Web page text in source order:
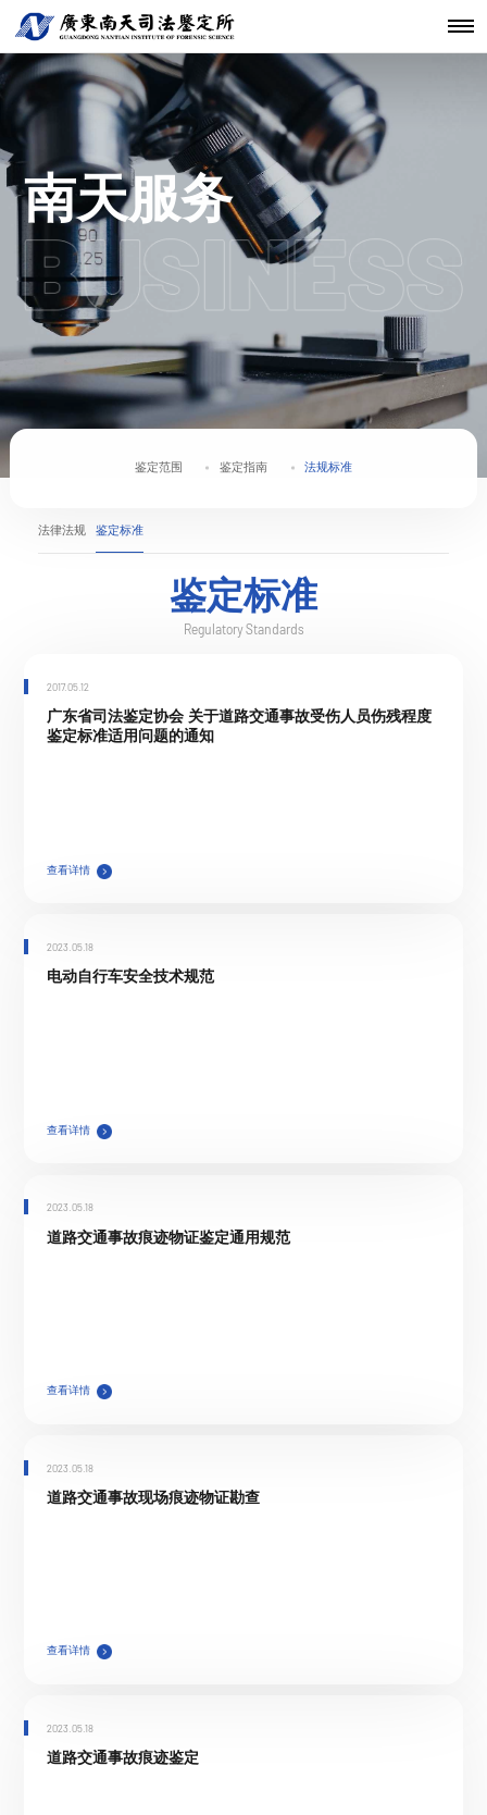
关于南天
发展历程
核心团队
机构文化
仪器设备
科技研发
分支机构
鉴定服务
鉴定指南
法规标准
经典案例
法医类鉴定
物证类鉴定
声像资料类
鉴定
文件形成时
间鉴定
新闻资讯
通知公告
行业动态
工程中心
开放课题
联系我们
南天服务
鉴定范围 鉴定指南 法规标准
法律法规 鉴定标准
鉴定标准
Regulatory Standards
2017.05.12
广东省司法鉴定协会 关于道路交通事故受伤人员伤残程度
鉴定标准适用问题的通知
查看详情
2023.05.18
电动自行车安全技术规范
查看详情
2023.05.18
道路交通事故痕迹物证鉴定通用规范
查看详情
2023.05.18
道路交通事故现场痕迹物证勘查
查看详情
2023.05.18
道路交通事故痕迹鉴定